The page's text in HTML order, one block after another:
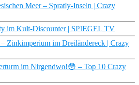
Meer – Spratly-Inseln | Crazy
im Kult-Discounter | SPIEGEL TV
Zinkimperium im Dreiländereck | Crazy
im Nirgendwo!😳 – Top 10 Crazy